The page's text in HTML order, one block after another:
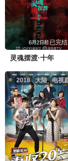
已完结
灵魂摆渡·十年
电视
大陆
2018